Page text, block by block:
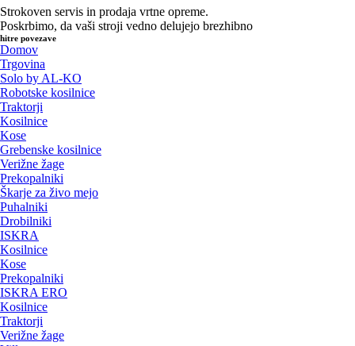
Strokoven servis in prodaja vrtne opreme.
Poskrbimo, da vaši stroji vedno delujejo brezhibno
hitre povezave
Domov
Trgovina
Solo by AL-KO
Robotske kosilnice
Traktorji
Kosilnice
Kose
Grebenske kosilnice
Verižne žage
Prekopalniki
Škarje za živo mejo
Puhalniki
Drobilniki
ISKRA
Kosilnice
Kose
Prekopalniki
ISKRA ERO
Kosilnice
Traktorji
Verižne žage